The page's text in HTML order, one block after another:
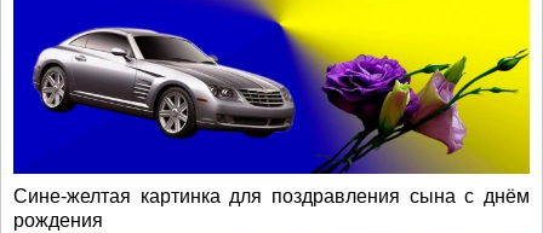
Сине-желтая картинка для поздравления сына с днём
рождения